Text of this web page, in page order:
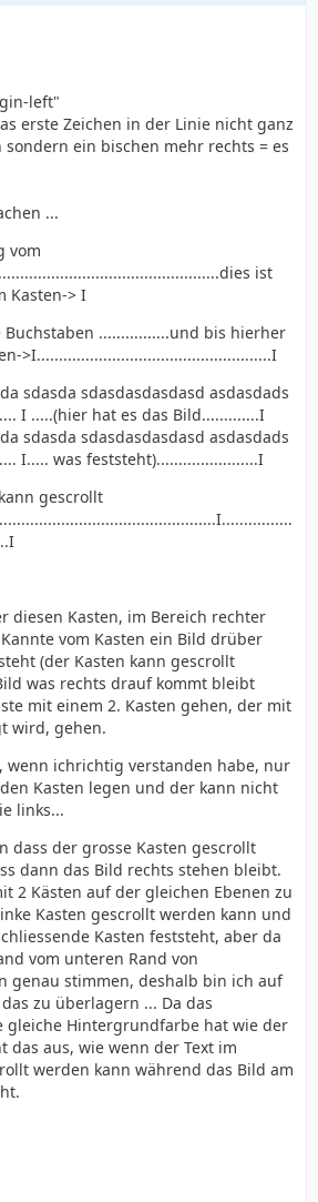
left"
erste Zeichen in der Linie nicht ganz
sondern ein bischen mehr rechts = es
...
vom
ist
Kasten-> I
................und bis hierher
>I.....................................................I
sdasda sdasdasdasdasd asdasdads
I .....(hier hat es das Bild.............I
sdasda sdasdasdasdasd asdasdads
I..... was feststeht).......................I
gescrollt
diesen Kasten, im Bereich rechter
vom Kasten ein Bild drüber
(der Kasten kann gescrollt
was rechts drauf kommt bleibt
mit einem 2. Kasten gehen, der mit
wird, gehen.
wenn ichrichtig verstanden habe, nur
Kasten legen und der kann nicht
links...
dass der grosse Kasten gescrollt
dann das Bild rechts stehen bleibt.
2 Kästen auf der gleichen Ebenen zu
Kasten gescrollt werden kann und
Kasten feststeht, aber da
vom unteren Rand von
genau stimmen, deshalb bin ich auf
zu überlagern ... Da das
gleiche Hintergrundfarbe hat wie der
das aus, wie wenn der Text im
werden kann während das Bild am